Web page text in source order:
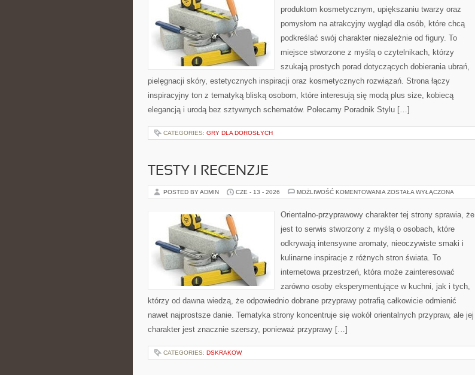
produktom kosmetycznym, upiększaniu twarzy oraz
pomysłom na atrakcyjny wygląd dla osób, które chcą
podkreślać swój charakter niezależnie od figury. To
miejsce stworzone z myślą o czytelnikach, którzy
szukają prostych porad dotyczących dobierania ubrań,
pielęgnacji skóry, estetycznych inspiracji oraz kosmetycznych rozwiązań. Strona łączy
inspiracyjny ton z tematyką bliską osobom, które interesują się modą plus size, kobiecą
elegancją i urodą bez sztywnych schematów. Polecamy Poradnik Stylu […]
CATEGORIES: GRY DLA DOROSŁYCH
TESTY I RECENZJE
POSTED BY ADMIN CZE - 13 - 2026 MOŻLIWOŚĆ KOMENTOWANIA TESTY
ZOSTAŁA WYŁĄCZONA
Orientalno-przyprawowy charakter tej strony sprawia, że
jest to serwis stworzony z myślą o osobach, które
odkrywają intensywne aromaty, nieoczywiste smaki i
kulinarne inspiracje z różnych stron świata. To
internetowa przestrzeń, która może zainteresować
zarówno osoby eksperymentujące w kuchni, jak i tych,
którzy od dawna wiedzą, że odpowiednio dobrane przyprawy potrafią całkowicie odmienić
nawet najprostsze danie. Tematyka strony koncentruje się wokół orientalnych przypraw, ale jej
charakter jest znacznie szerszy, ponieważ przyprawy […]
CATEGORIES: DSKRAKOW